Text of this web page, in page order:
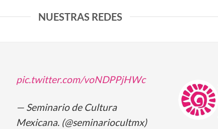
NUESTRAS REDES
pic.twitter.com/voNDPPjHWc
— Seminario de Cultura
Mexicana. (@seminariocultmx)